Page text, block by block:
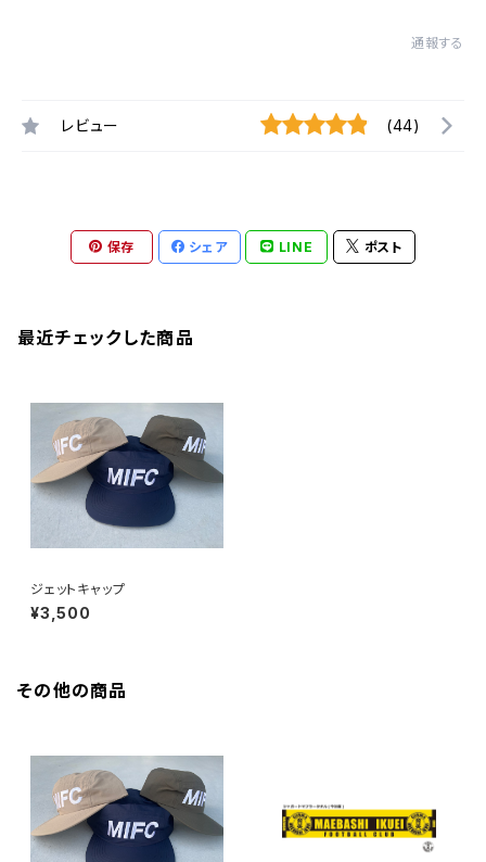
通報する
レビュー (44)
保存 シェア LINE ポスト
最近チェックした商品
ジェットキャップ
¥3,500
その他の商品